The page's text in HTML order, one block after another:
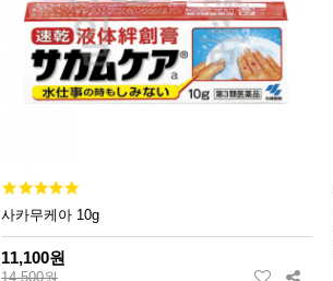
사카무케아 10g
11,100원
14,500원